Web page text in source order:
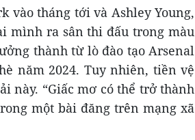
vào tháng tới và Ashley Young,
mình ra sân thi đấu trong màu
thành từ lò đào tạo Arsenal
năm 2024. Tuy nhiên, tiền vệ
này. “Giấc mơ có thể trở thành
một bài đăng trên mạng xã